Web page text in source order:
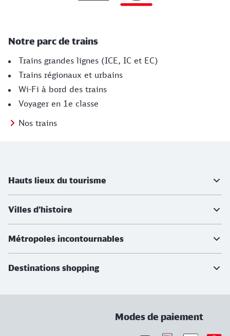
Notre parc de trains
Trains grandes lignes (ICE, IC et EC)
Trains régionaux et urbains
Wi-Fi à bord des trains
Voyager en 1e classe
Nos trains
Hauts lieux du tourisme
Villes d’histoire
Métropoles incontournables
Destinations shopping
Modes de paiement